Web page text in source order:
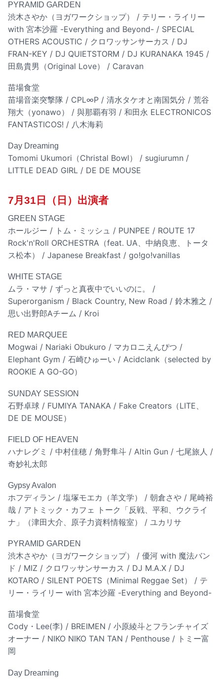
PYRAMID GARDEN
渋木さやか（ヨガワークショップ） / テリー・ライリー
with 宮本沙羅 -Everything and Beyond- / SPECIAL
OTHERS ACOUSTIC / クロワッサンサーカス / DJ
FRAN-KEY / DJ QUIETSTORM / DJ KURANAKA 1945 /
田島貴男（Original Love） / Caravan
苗場食堂
苗場音楽突撃隊 / CPL∞P / 清水タケオと南国気分 / 荒谷
翔大（yonawo） / 與那覇有羽 / 和田永 ELECTRONICOS
FANTASTICOS! / 八木海莉
Day Dreaming
Tomomi Ukumori（Christal Bowl） / sugiurumn /
LITTLE DEAD GIRL / DE DE MOUSE
7月31日（日）出演者
GREEN STAGE
ホールジー / トム・ミッシュ / PUNPEE / ROUTE 17
Rock'n'Roll ORCHESTRA（feat. UA、中納良恵、トータ
ス松本） / Japanese Breakfast / go!go!vanillas
WHITE STAGE
ムラ・マサ / ずっと真夜中でいいのに。 /
Superorganism / Black Country, New Road / 鈴木雅之 /
思い出野郎Aチーム / Kroi
RED MARQUEE
Mogwai / Nariaki Obukuro / マカロニえんぴつ /
Elephant Gym / 石崎ひゅーい / Acidclank（selected by
ROOKIE A GO-GO）
SUNDAY SESSION
石野卓球 / FUMIYA TANAKA / Fake Creators（LITE、
DE DE MOUSE）
FIELD OF HEAVEN
ハナレグミ / 中村佳穂 / 角野隼斗 / Altin Gun / 七尾旅人 /
奇妙礼太郎
Gypsy Avalon
ホフディラン / 塩塚モエカ（羊文学） / 朝倉さや / 尾崎裕
哉 / アトミック・カフェ トーク「反戦、平和、ウクライ
ナ」（津田大介、原子力資料情報室） / ユカリサ
PYRAMID GARDEN
渋木さやか（ヨガワークショップ） / 優河 with 魔法バン
ド / MIZ / クロワッサンサーカス / DJ M.A.X / DJ
KOTARO / SILENT POETS（Minimal Reggae Set） / テ
リー・ライリー with 宮本沙羅 -Everything and Beyond-
苗場食堂
Cody・Lee(李) / BREIMEN / 小原綾斗とフランチャイズ
オーナー / NIKO NIKO TAN TAN / Penthouse / トミー富
岡
Day Dreaming